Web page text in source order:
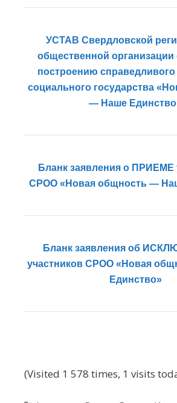
УСТАВ Свердловской
общественной организации
построению
социального государства
— Наше
Бланк заявления о ПРИЕМЕ
СРОО «Новая общность —
Бланк заявления об
участников СРОО «Новая
Единство»
(Visited 1 578 times, 1 visits